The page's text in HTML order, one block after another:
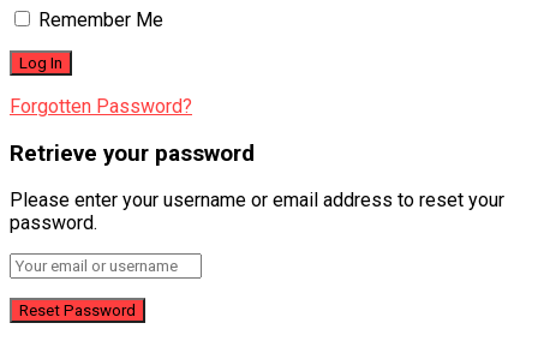
Remember Me
Forgotten Password?
Retrieve your password
Please enter your username or email address to reset your
password.